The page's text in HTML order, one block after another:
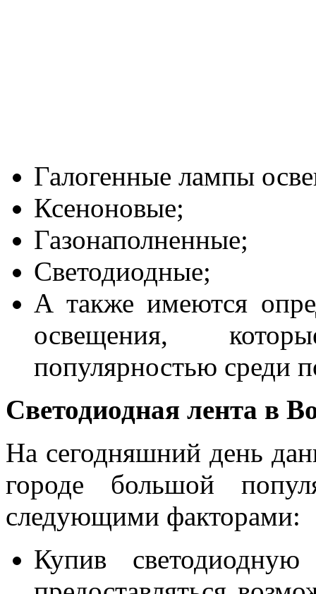
Галогенные лампы
Ксеноновые;
Газонаполненные;
Светодиодные;
А также имеются
освещения,
популярностью среди
Светодиодная лента в
На сегодняшний день
городе большой
следующими факторами:
Купив